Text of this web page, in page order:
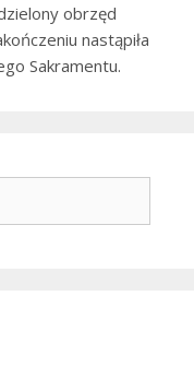
obrzęd
nastąpiła
Sakramentu.